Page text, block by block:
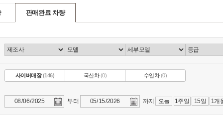
판매완료 차량
사이버매장(146) 국산차(0) 수입차(0)
부터 까지 오늘 1주일 15일 1개